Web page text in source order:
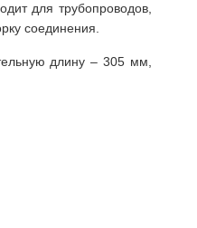
для трубопроводов,
соединения.
длину – 305 мм,